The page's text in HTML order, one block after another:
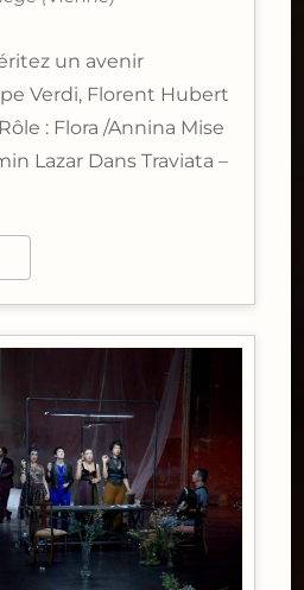
un avenir
Verdi, Florent Hubert
: Flora /Annina Mise
Lazar Dans Traviata –